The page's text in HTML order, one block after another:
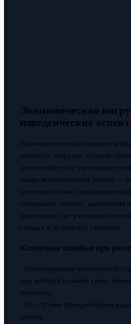
Экономическая
поведенческие
Наличие нескольких кредитов
долговую нагрузку, которая
домохозяйства и увеличивает
макроэкономическим шокам —
ключевой ставки, девальвации
совершают ошибку, выплачивая
равномерно, не учитывая
ставках и штрафных санкциях.
Ключевые ошибки при
- Игнорирование аннуитетной
при которой в начале срока
проценты.
- Отсутствие приоритезации
долгов.